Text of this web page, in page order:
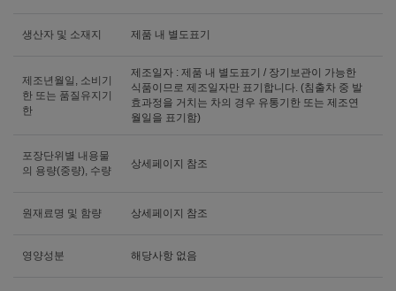
생산자 및 소재지 제품 내 별도표기
제조년월일, 소비기
한 또는 품질유지기
한
제조일자 : 제품 내 별도표기 / 장기보관이 가능한
식품이므로 제조일자만 표기합니다. (침출차 중 발
효과정을 거치는 차의 경우 유통기한 또는 제조연
월일을 표기함)
포장단위별 내용물
의 용량(중량), 수량
상세페이지 참조
원재료명 및 함량 상세페이지 참조
영양성분 해당사항 없음